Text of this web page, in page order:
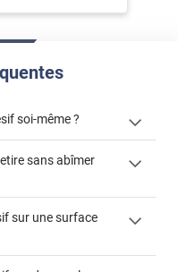
soi-même ?
adhésif ? »
sans abîmer
sur une surface